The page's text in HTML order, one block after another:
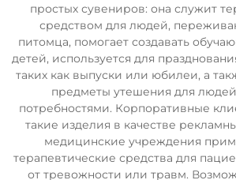
простых сувениров: она служит
средством для людей,
питомца, помогает создавать
детей, используется для
таких как выпуски или юбилеи, а
предметы утешения для
потребностями. Корпоративные
такие изделия в качестве
медицинские учреждения
терапевтические средства для
от тревожности или травм.